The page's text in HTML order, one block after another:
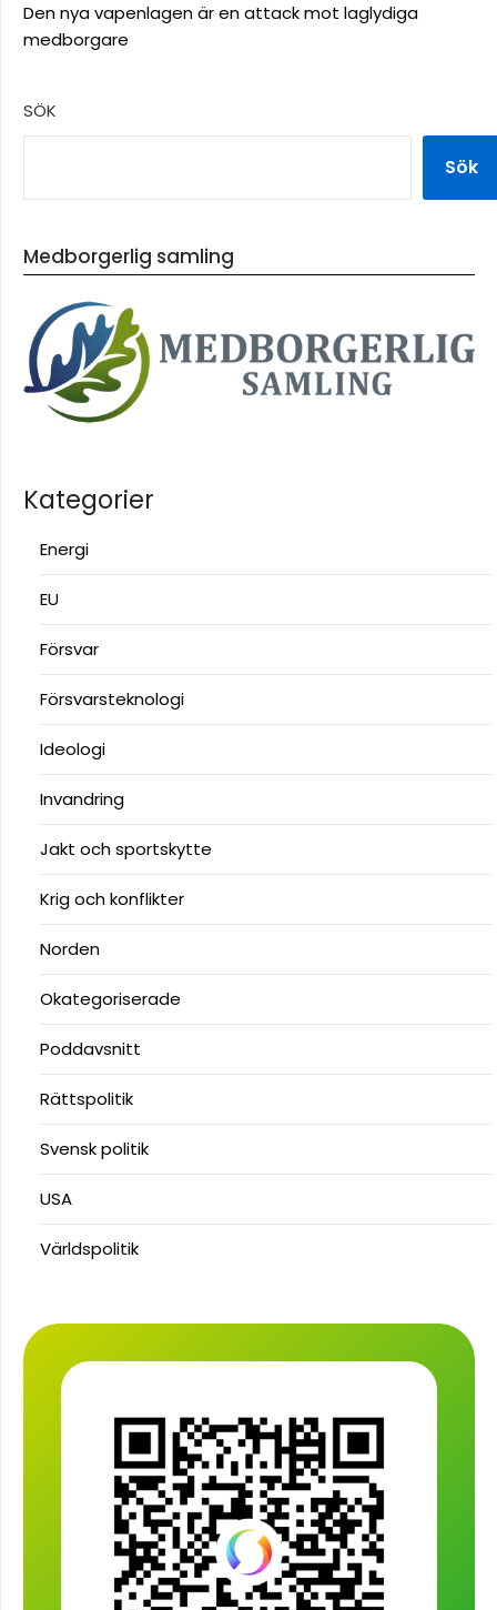
Den nya vapenlagen är en attack mot laglydiga
medborgare
SÖK
Sök
Medborgerlig samling
Kategorier
Energi
EU
Försvar
Försvarsteknologi
Ideologi
Invandring
Jakt och sportskytte
Krig och konflikter
Norden
Okategoriserade
Poddavsnitt
Rättspolitik
Svensk politik
USA
Världspolitik